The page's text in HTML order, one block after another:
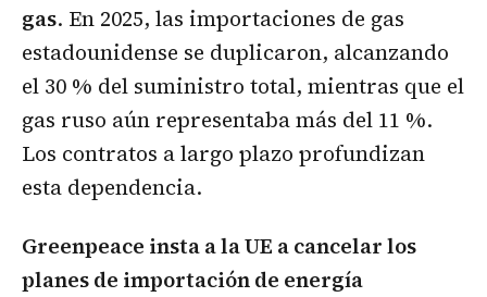
gas. En 2025, las importaciones de gas
estadounidense se duplicaron, alcanzando
el 30 % del suministro total, mientras que el
gas ruso aún representaba más del 11 %.
Los contratos a largo plazo profundizan
esta dependencia.
Greenpeace insta a la UE a cancelar los
planes de importación de energía